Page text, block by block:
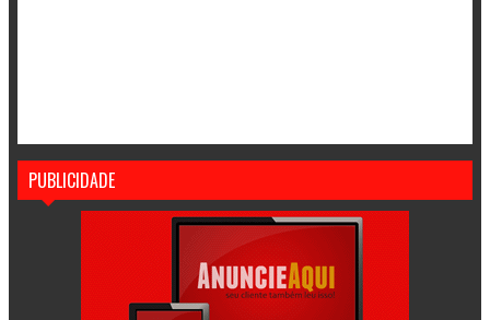
PUBLICIDADE